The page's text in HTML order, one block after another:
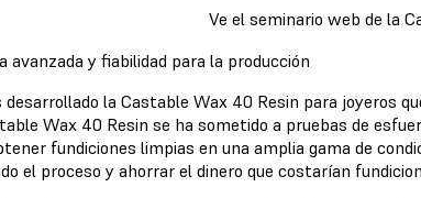
Ve el seminario web de la
avanzada y fiabilidad para la producción
desarrollado la Castable Wax 40 Resin para joyeros
Wax 40 Resin se ha sometido a pruebas de
fundiciones limpias en una amplia gama de
el proceso y ahorrar el dinero que costarían